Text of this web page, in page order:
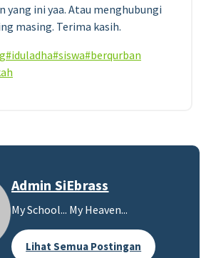
yang ini yaa. Atau menghubungi
masing. Terima kasih.
#iduladha#siswa#berqurban
Admin SiEbrass
My School... My Heaven...
Lihat Semua Postingan